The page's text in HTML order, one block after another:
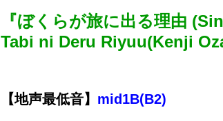
『ぼくらが旅に出る理由
Tabi ni Deru Riyuu(Kenji
【地声最低音】 mid1B(B2)